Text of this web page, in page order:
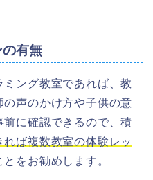
有無
ング教室であれば、教
声のかけ方や子供の意
前に確認できるので、積
れば複数教室の体験レッ
とをお勧めします。